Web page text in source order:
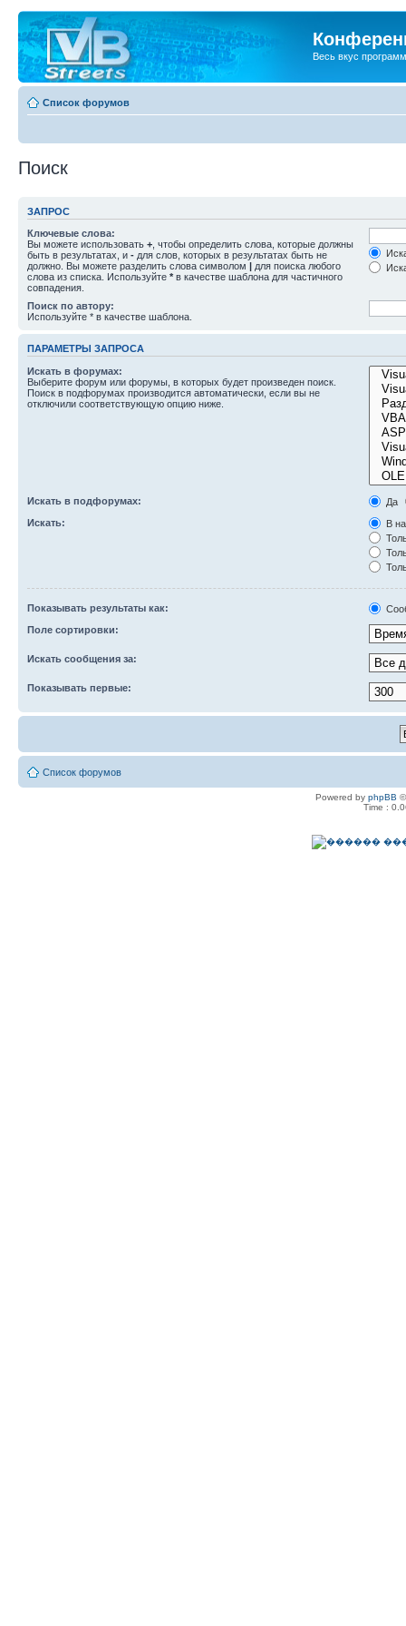
Весь вкус
Список форумов
Поиск
ЗАПРОС
Ключевые слова:
Вы можете использовать + , чтобы определить слова, которые должны
быть в результатах, и - для слов, которых в результатах быть не
должно. Вы можете разделить слова символом | для поиска любого
слова из списка. Используйте * в качестве шаблона для частичного
совпадения.
Поиск по автору:
Используйте * в качестве шаблона.
ПАРАМЕТРЫ ЗАПРОСА
Искать в форумах:
Выберите форум или форумы, в которых будет произведен поиск.
Поиск в подфорумах производится автоматически, если вы не
отключили соответствующую опцию ниже.
Искать в подфорумах:
Да
Искать:
В
Показывать результаты как:
Поле сортировки:
Искать сообщения за:
Показывать первые:
Список форумов
Powered by phpBB
Time :